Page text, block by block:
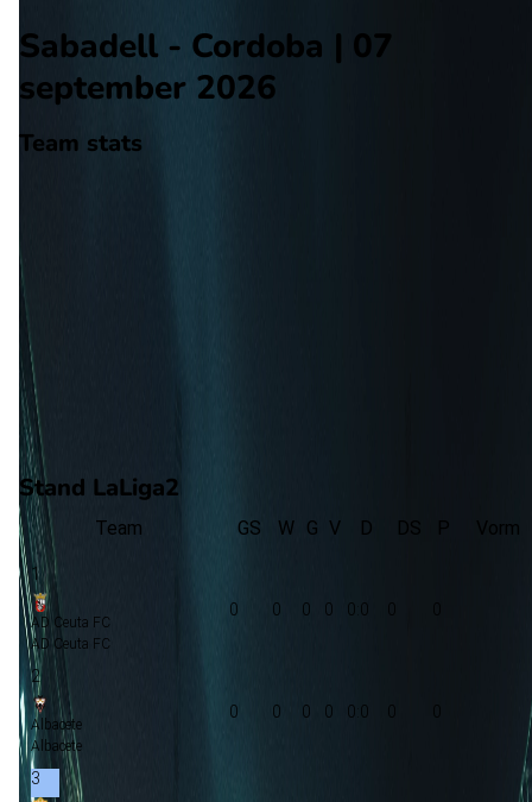
Sabadell - Cordoba | 07
september 2026
Team stats
gewonnen
0 verloren
vorm
Stand LaLiga2
Team GS W G V D DS P Vorm
1
AD Ceuta FC
AD Ceuta FC
0 0 0 0 0:0
2
Albacete
Albacete
0 0 0 0 0:0
3